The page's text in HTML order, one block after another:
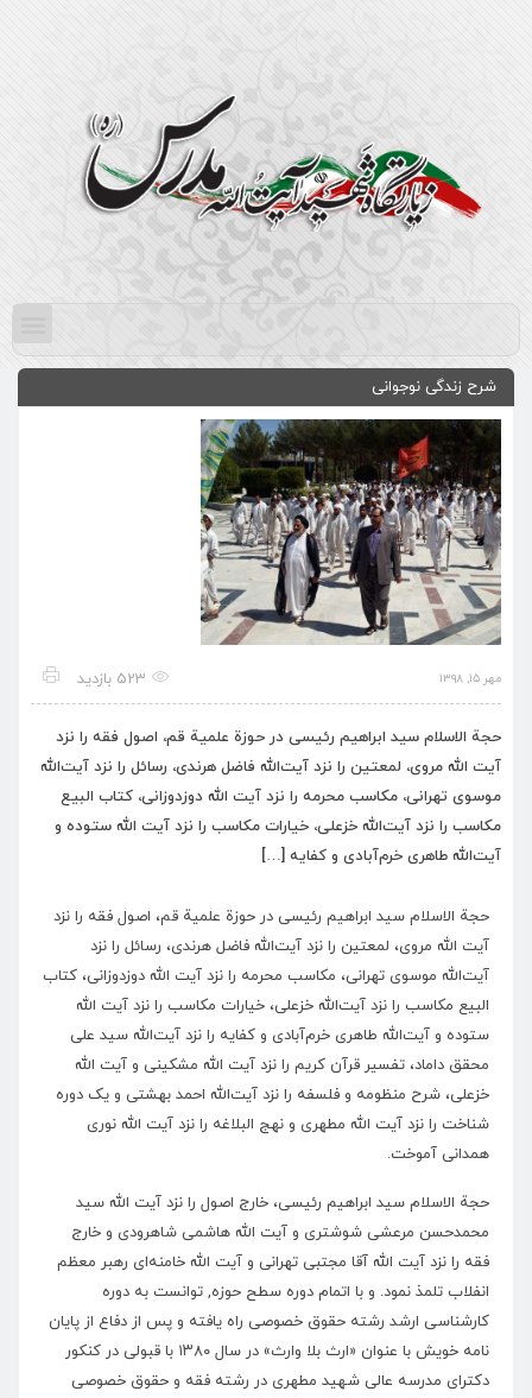
شرح زندگی نوجوانی
مهر ۱۵, ۱۳۹۸ 523 بازدید
حجة الاسلام سید ابراهیم رئیسی در حوزة علمیة قم، اصول فقه را نزد
آیت الله مروی، لمعتین را نزد آیت‌الله فاضل هرندی، رسائل را نزد آیت‌الله
موسوی تهرانی، مکاسب محرمه را نزد آیت الله دوزدوزانی، کتاب البیع
مکاسب را نزد آیت‌الله خزعلی، خیارات مکاسب را نزد آیت الله ستوده و
آیت‌الله طاهری خرم‌آبادی و کفایه […]
حجة الاسلام سید ابراهیم رئیسی در حوزة علمیة قم، اصول فقه را نزد
آیت الله مروی، لمعتین را نزد آیت‌الله فاضل هرندی، رسائل را نزد
آیت‌الله موسوی تهرانی، مکاسب محرمه را نزد آیت الله دوزدوزانی، کتاب
البیع مکاسب را نزد آیت‌الله خزعلی، خیارات مکاسب را نزد آیت الله
ستوده و آیت‌الله طاهری خرم‌آبادی و کفایه را نزد آیت‌الله سید علی
محقق داماد، تفسیر قرآن کریم را نزد آیت الله مشکینی و آیت الله
خزعلی، شرح منظومه و فلسفه را نزد آیت‌الله احمد بهشتی و یک دوره
شناخت را نزد آیت الله مطهری و نهج البلاغه را نزد آیت الله نوری
همدانی آموخت.
حجة الاسلام سید ابراهیم رئیسی، خارج اصول را نزد آیت ‌الله سید
محمدحسن مرعشی شوشتری و آیت‌ الله هاشمی شاهرودی و خارج
فقه را نزد آیت ‌الله آقا مجتبی تهرانی و آیت الله خامنه‌ای رهبر معظم
انفلاب تلمذ نمود. و با اتمام دوره سطح حوزه, توانست به دوره
کارشناسی ارشد رشته حقوق خصوصی راه یافته و پس از دفاع از پایان
نامه خویش با عنوان «ارث بلا وارث» در سال ۱۳۸۰ با قبولی در کنکور
دکترای مدرسه عالی شهید مطهری در رشته فقه و حقوق خصوصی